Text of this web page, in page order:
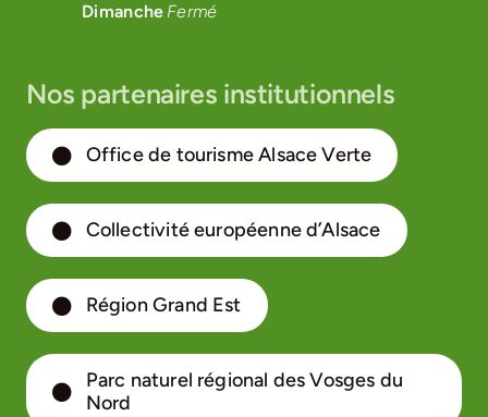
Dimanche Fermé
Nos partenaires institutionnels
Office de tourisme Alsace Verte
Collectivité européenne d’Alsace
Région Grand Est
Parc naturel régional des Vosges du
Nord